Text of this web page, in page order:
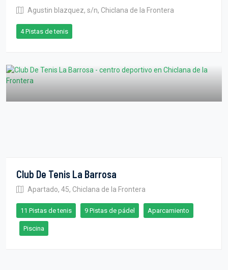
Agustin blazquez, s/n, Chiclana de la Frontera
4 Pistas de tenis
Club De Tenis La Barrosa
Apartado, 45, Chiclana de la Frontera
11 Pistas de tenis 9 Pistas de pádel Aparcamiento
Piscina